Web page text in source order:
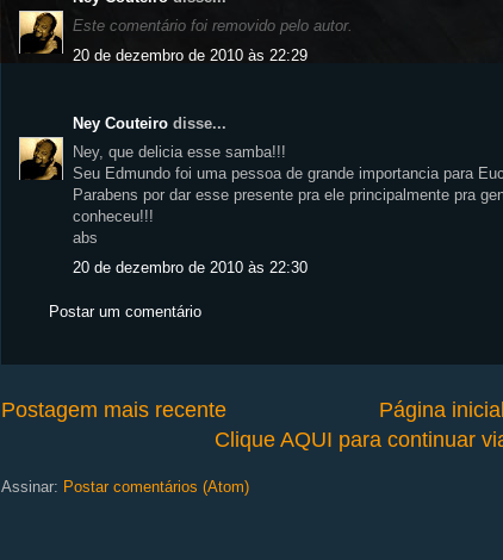
Este comentário foi removido pelo autor.
20 de dezembro de 2010 às 22:29
Ney Couteiro disse...
Ney, que delicia esse samba!!!
Seu Edmundo foi uma pessoa de grande importancia para
Parabens por dar esse presente pra ele principalmente pra
conheceu!!!
abs
20 de dezembro de 2010 às 22:30
Postar um comentário
Postagem mais recente
Clique AQUI para continuar
Página inicial
Assinar: Postar comentários (Atom)